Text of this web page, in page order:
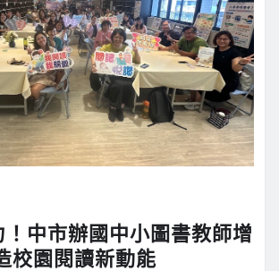
中市辦國中小圖書教師增
校園閱讀新動能